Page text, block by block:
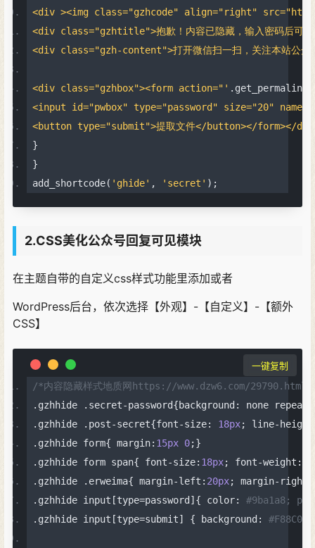
<div ><img class="gzhcode" align="right"
<div class="gzhtitle">抱歉！内容已隐藏，输入密码后
<div class="gzh-content">打开微信扫一扫，关注本站公众
<div class="gzhbox"><form action="' . get_permalink
<input id="pwbox" type="password" size="20"
<button type="submit">提取文件</button></form></
}
}
add_shortcode( 'ghide' , 'secret' );
2.CSS美化公众号回复可见模块
在主题自带的自定义css样式功能里添加或者
WordPress后台，依次选择【外观】-【自定义】-【额外
CSS】
/*内容隐藏样式地质网https://www.dzw6.com/
. gzhhide . secret-password{background :
none
. gzhhide . post-secret{font-size: 18px; line- height
. gzhhide form{ margin: 15px 0;}
. gzhhide form span{ font-size: 18px; font-weight :
. gzhhide . erweima{ margin-left : 20px; margin- right
. gzhhide input [type=password ]{ color:
#9ba1a8;
. gzhhide input [type=submit] { background :
一键复制